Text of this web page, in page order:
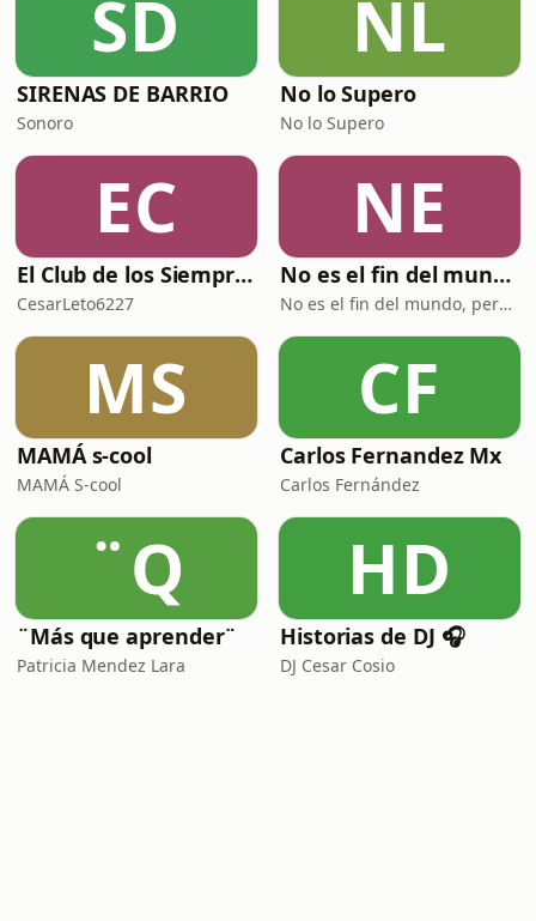
SD
SIRENAS DE BARRIO
Sonoro
NL
No lo Supero
No lo Supero
EC
El Club de los Siempre Tristes
CesarLeto6227
NE
No es el fin del mundo pero puedo verlo desde aquí
No es el fin del mundo, pero puedo verlo desde aquí
MS
MAMÁ s-cool
MAMÁ S-cool
CF
Carlos Fernandez Mx
Carlos Fernández
¨Q
¨Más que aprender¨
Patricia Mendez Lara
HD
Historias de DJ 🎧
DJ Cesar Cosio